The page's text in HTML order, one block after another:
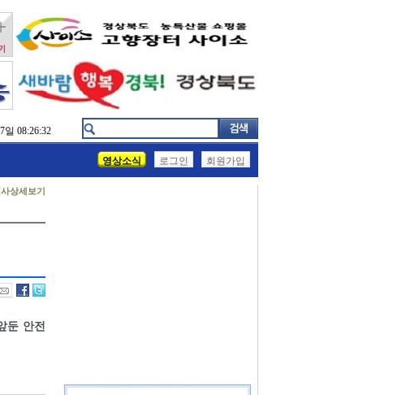
일 08:26:32
영상소식 로그인 회원가입
사상세보기
둔 안전